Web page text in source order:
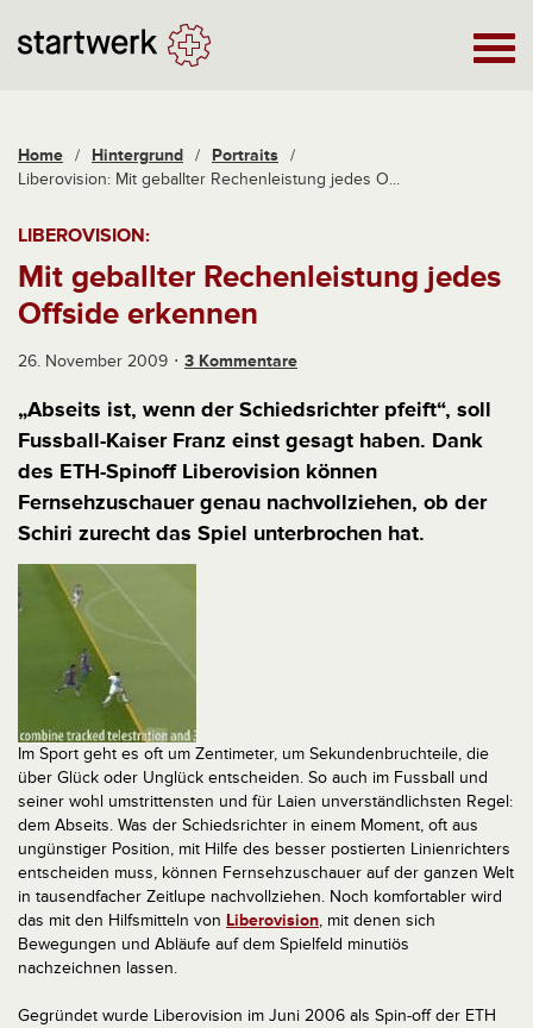
Home / Hintergrund / Portraits /
Liberovision: Mit geballter Rechenleistung jedes O...
LIBEROVISION:
Mit geballter Rechenleistung jedes
Offside erkennen
26. November 2009 3 Kommentare
„Abseits ist, wenn der Schiedsrichter pfeift“, soll
Fussball-Kaiser Franz einst gesagt haben. Dank
des ETH-Spinoff Liberovision können
Fernsehzuschauer genau nachvollziehen, ob der
Schiri zurecht das Spiel unterbrochen hat.
Im Sport geht es oft um Zentimeter, um Sekundenbruchteile, die
über Glück oder Unglück entscheiden. So auch im Fussball und
seiner wohl umstrittensten und für Laien unverständlichsten Regel:
dem Abseits. Was der Schiedsrichter in einem Moment, oft aus
ungünstiger Position, mit Hilfe des besser postierten Linienrichters
entscheiden muss, können Fernsehzuschauer auf der ganzen Welt
in tausendfacher Zeitlupe nachvollziehen. Noch komfortabler wird
das mit den Hilfsmitteln von Liberovision, mit denen sich
Bewegungen und Abläufe auf dem Spielfeld minutiös
nachzeichnen lassen.
Gegründet wurde Liberovision im Juni 2006 als Spin-off der ETH